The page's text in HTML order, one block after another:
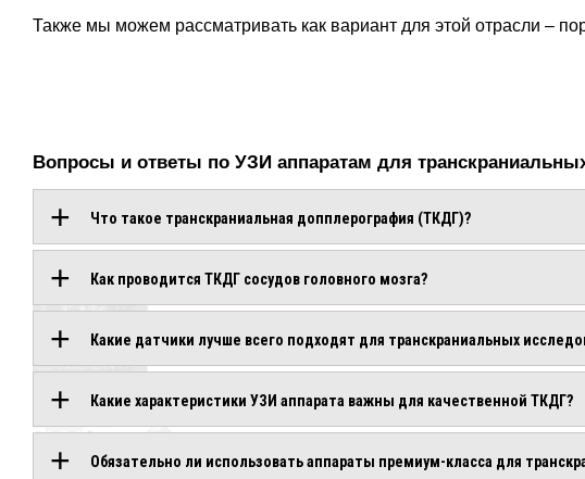
Также мы можем рассматривать как вариант для этой отрасли –
Вопросы и ответы по УЗИ аппаратам для
Что такое транскраниальная допплерография (ТКДГ)?
Как проводится ТКДГ сосудов головного мозга?
Какие датчики лучше всего подходят для транскраниальных
Какие характеристики УЗИ аппарата важны для качественной ТКДГ?
Обязательно ли использовать аппараты премиум-класса для
ОБОРУДОВАНИЕ
С
ЭТОЙ
ТЕХНОЛОГИЕЙ
LESONO
LESONO
LESONO
LESONO
MINDRAY
VOLUSON
CANON
APLIO
CANON
APLIO
SONOSTAR
SONOSTAR
CHISON
SONOAIR
LESONO
LESONO
LESONO
LESONO
LESONO
MINDRAY
VOLUSON
CANON
APLIO
CANON
APLIO
SONOSTAR
SONOSTAR
CHISON
SONOAIR
LESONO